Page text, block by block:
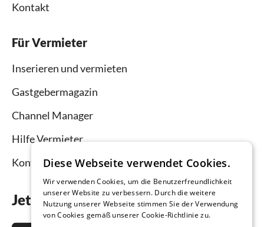
Kontakt
Für Vermieter
Inserieren und vermieten
Gastgebermagazin
Channel Manager
Hilfe Vermieter
Kontakt
Jetzt die App downloaden
Diese Webseite verwendet Cookies.
Wir verwenden Cookies, um die Benutzerfreundlichkeit
unserer Website zu verbessern. Durch die weitere
Nutzung unserer Webseite stimmen Sie der Verwendung
von Cookies gemäß unserer Cookie-Richtlinie zu.